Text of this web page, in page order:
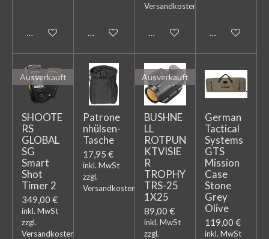
In den WarenkorbIn den Warenkorb
Versandkosten
In den WarenkorbBei
Ausverkauft
SHOOTE
RS
GLOBAL
SG
Smart
Shot
Timer 2
349,00 €
inkl. MwSt
zzgl.
Versandkosten
Patrone
nhülsen-
Tasche
17,95 €
inkl. MwSt
zzgl.
Versandkosten
Ausverkauft
BUSHNE
LL
ROTPUN
KTVISIE
R
TROPHY
TRS-25
1X25
89,00 €
inkl. MwSt
zzgl.
German
Tactical
Systems
GTS
Mission
Case
Stone
Grey
Olive
119,00 €
inkl. MwSt